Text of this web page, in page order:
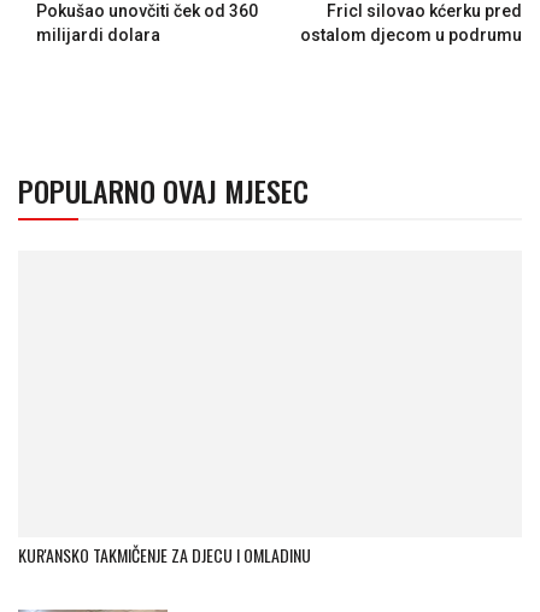
Pokušao unovčiti ček od 360
milijardi dolara
Fricl silovao kćerku pred
ostalom djecom u podrumu
POPULARNO OVAJ MJESEC
KUR'ANSKO TAKMIČENJE ZA DJECU I OMLADINU